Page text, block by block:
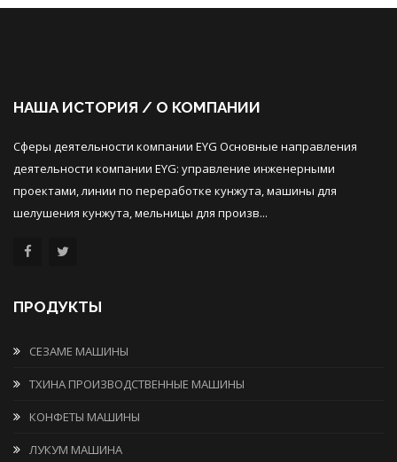
НАША ИСТОРИЯ / О КОМПАНИИ
Сферы деятельности компании EYG Основные направления
деятельности компании EYG: управление инженерными
проектами, линии по переработке кунжута, машины для
шелушения кунжута, мельницы для произв...
ПРОДУКТЫ
СЕЗАМЕ МАШИНЫ
ТХИНА ПРОИЗВОДСТВЕННЫЕ МАШИНЫ
КОНФЕТЫ МАШИНЫ
ЛУКУМ МАШИНА